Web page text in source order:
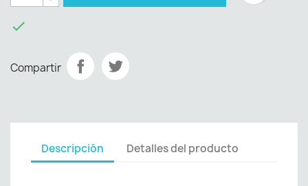

Compartir
Descripción Detalles del producto